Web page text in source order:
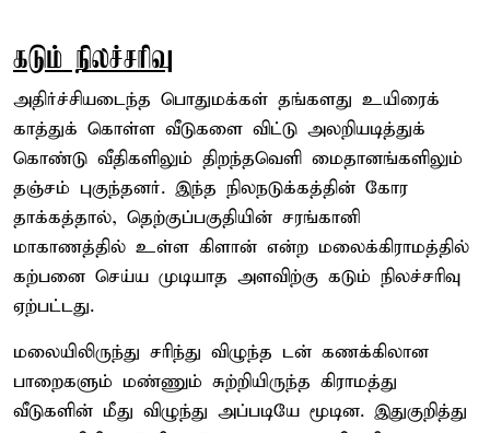
கடும் நிலச்சரிவு
அதிர்ச்சியடைந்த பொதுமக்கள் தங்களது உயிரைக்
காத்துக் கொள்ள வீடுகளை விட்டு அலறியடித்துக்
கொண்டு வீதிகளிலும் திறந்தவெளி மைதானங்களிலும்
தஞ்சம் புகுந்தனர். இந்த நிலநடுக்கத்தின் கோர
தாக்கத்தால், தெற்குப்பகுதியின் சரங்கானி
மாகாணத்தில் உள்ள கிளான் என்ற மலைக்கிராமத்தில்
கற்பனை செய்ய முடியாத அளவிற்கு கடும் நிலச்சரிவு
ஏற்பட்டது.
மலையிலிருந்து சரிந்து விழுந்த டன் கணக்கிலான
பாறைகளும் மண்ணும் சுற்றியிருந்த கிராமத்து
வீடுகளின் மீது விழுந்து அப்படியே மூடின. இதுகுறித்து